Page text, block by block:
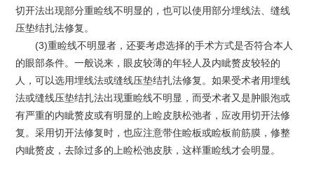
切开法出现部分重睑线不明显的，也可以使用部分埋线法、缝线
压垫结扎法修复。
(3)重睑线不明显者，还要考虑选择的手术方式是否符合本人
的眼部条件。一般说来，眼皮较薄的年轻人及内眦赘皮较轻的
人，可以选用埋线法或缝线压垫结扎法修复。如果受术者用埋线
法或缝线压垫结扎法出现重睑线不明显，而受术者又是肿眼泡或
有严重的内眦赘皮或有明显的上睑皮肤松弛者，应改用切开法修
复。采用切开法修复时，也应注意带住睑板或睑板前筋膜，修整
内眦赘皮，去除过多的上睑松弛皮肤，这样重睑线才会明显。